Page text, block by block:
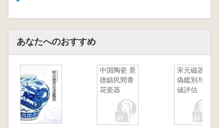
あなたへのおすすめ
中国陶瓷 景
徳鎮民間青
花瓷器
宋元磁器真
偽鑑別与价
値評估